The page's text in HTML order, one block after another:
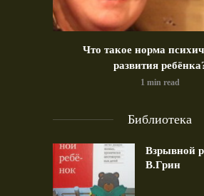
Что такое норма
развития
1 min read
Библиотека
Взрывной
В.Грин